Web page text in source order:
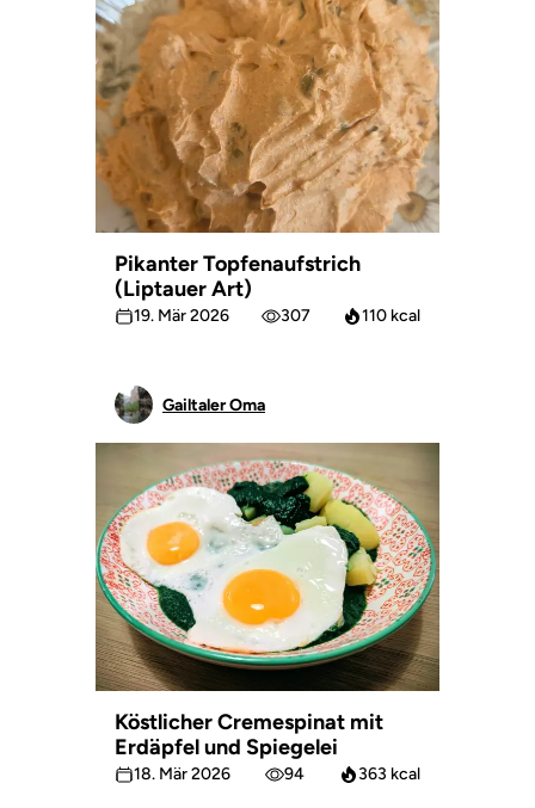
Pikanter Topfenaufstrich
(Liptauer Art)
19. Mär 2026 307 110 kcal
Gailtaler Oma
Köstlicher Cremespinat mit
Erdäpfel und Spiegelei
18. Mär 2026 94 363 kcal